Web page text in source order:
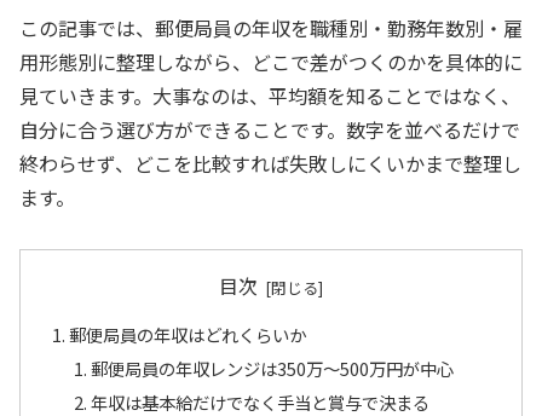
この記事では、郵便局員の年収を職種別・勤務年数別・雇
用形態別に整理しながら、どこで差がつくのかを具体的に
見ていきます。大事なのは、平均額を知ることではなく、
自分に合う選び方ができることです。数字を並べるだけで
終わらせず、どこを比較すれば失敗しにくいかまで整理し
ます。
目次
郵便局員の年収はどれくらいか
郵便局員の年収レンジは350万〜500万円が中心
年収は基本給だけでなく手当と賞与で決まる